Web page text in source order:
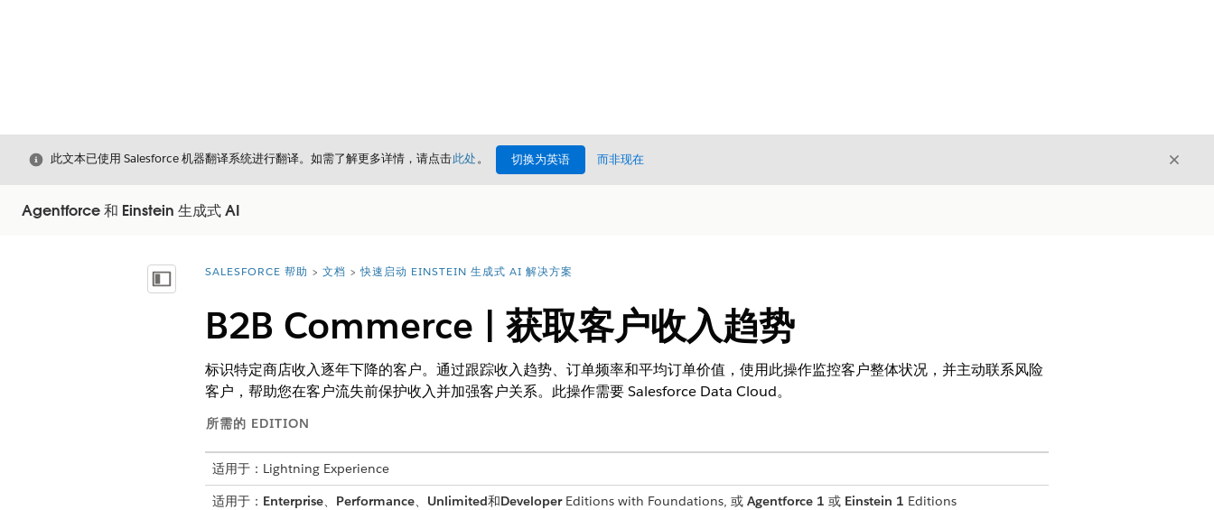
关闭
此文本已使用 Salesforce 机器翻译系统进行翻译。如需了解更多详情，请点击此处。 切换为英语 而非现在 关闭
Agentforce 和 Einstein 生成式 AI
显示目录 您在此处：
SALESFORCE 帮助 文档 快速启动 EINSTEIN 生成式 AI 解决方案
B2B Commerce | 获取客户收入趋势
标识特定商店收入逐年下降的客户。通过跟踪收入趋势、订单频率和平均订单价值，使用此操作监控客户整体状况，并主动联系风险
客户，帮助您在客户流失前保护收入并加强客户关系。此操作需要 Salesforce Data Cloud。
所需的 EDITION
适用于：Lightning Experience
适用于： Enterprise、 Performance、 Unlimited和DeveloperEditions with Foundations, 或 Agentforce 1 或 Einstein 1 Editions